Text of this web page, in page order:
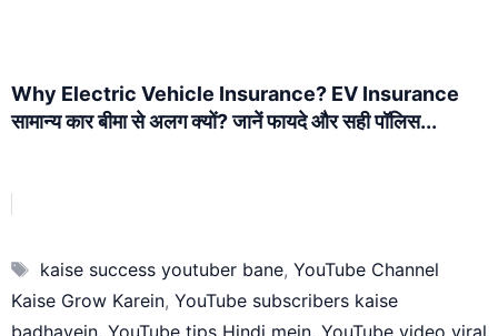
Why Electric Vehicle Insurance? EV Insurance
सामान्य कार बीमा से अलग क्यों? जानें फायदे और सही पॉलिस...
Tags
kaise success youtuber bane, YouTube Channel
Kaise Grow Karein, YouTube subscribers kaise